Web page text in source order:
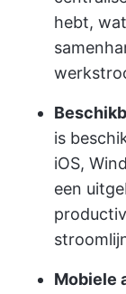
hebt,
is
iOS,
een
Mobiele